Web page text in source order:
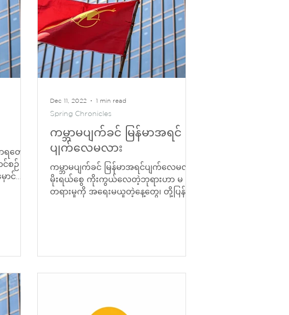
တော့
စဉ်
ာင်
ကမ္ဘာမပျက်ခင် မြန်မာအရင်
ပျက်လေမလား
ကမ္ဘာမပျက်ခင် မြန်မာအရင်ပျက်လေမလား
မိုးရယ်စွေ ကိုးကွယ်လေတဲ့ဘုရားဟာ မ
တရားမှုကို အရေးမယူတဲ့နေ့တွေ၊ တို့ပြန်ရ
Spring Chronicles
Dec 11, 2022 1 min read